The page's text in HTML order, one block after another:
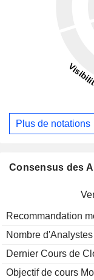
Plus de notations
Consensus des
Recommandation
Nombre d'Analystes
Dernier Cours de
Objectif de cours